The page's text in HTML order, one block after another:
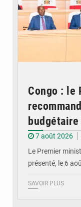
Congo : le
7 août 2026
Le Premier
présenté, le 6
SAVOIR PLUS